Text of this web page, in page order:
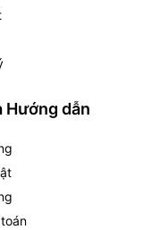
Hướng dẫn